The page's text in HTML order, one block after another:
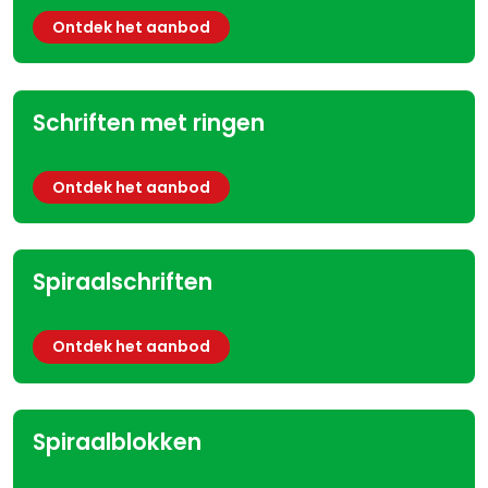
Ontdek het aanbod
Schriften met ringen
Ontdek het aanbod
Spiraalschriften
Ontdek het aanbod
Spiraalblokken